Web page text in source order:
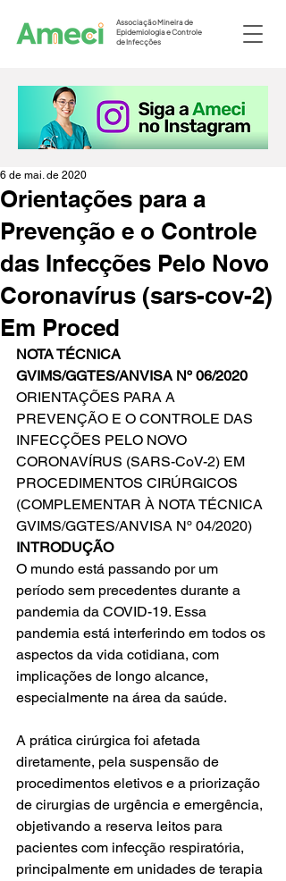
Associação Mineira de
Epidemiologia e Controle
de Infecções
Orientações para a
Prevenção e o Controle
das Infecções Pelo Novo
Coronavírus (sars-cov-2)
Em Proced
6 de mai. de 2020
NOTA TÉCNICA
GVIMS/GGTES/ANVISA Nº 06/2020
ORIENTAÇÕES PARA A
PREVENÇÃO E O CONTROLE DAS
INFECÇÕES PELO NOVO
CORONAVÍRUS (SARS-CoV-2) EM
PROCEDIMENTOS CIRÚRGICOS
(COMPLEMENTAR À NOTA TÉCNICA
GVIMS/GGTES/ANVISA Nº 04/2020)
INTRODUÇÃO
O mundo está passando por um
período sem precedentes durante a
pandemia da COVID-19. Essa
pandemia está interferindo em todos os
aspectos da vida cotidiana, com
implicações de longo alcance,
especialmente na área da saúde.
A prática cirúrgica foi afetada
diretamente, pela suspensão de
procedimentos eletivos e a priorização
de cirurgias de urgência e emergência,
objetivando a reserva leitos para
pacientes com infecção respiratória,
principalmente em unidades de terapia